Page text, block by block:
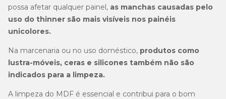
possa afetar qualquer painel, as manchas causadas pelo
uso do thinner são mais visíveis nos painéis
unicolores.
Na marcenaria ou no uso doméstico, produtos como
lustra-móveis, ceras e silicones também não são
indicados para a limpeza.
A limpeza do MDF é essencial e contribui para o bom